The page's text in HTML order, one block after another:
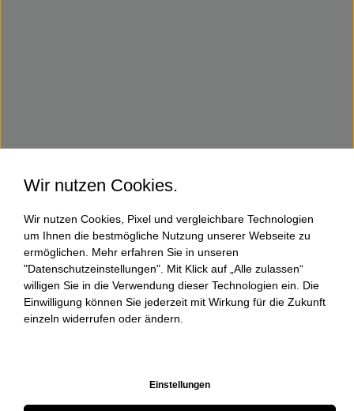
Wir nutzen Cookies.
Wir nutzen Cookies, Pixel und vergleichbare Technologien
um Ihnen die bestmögliche Nutzung unserer Webseite zu
ermöglichen. Mehr erfahren Sie in unseren
"Datenschutzeinstellungen". Mit Klick auf „Alle zulassen“
willigen Sie in die Verwendung dieser Technologien ein. Die
Einwilligung können Sie jederzeit mit Wirkung für die Zukunft
einzeln widerrufen oder ändern.
Einstellungen